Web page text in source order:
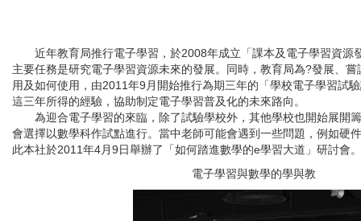
近年教育局推行電子學習，於2008年成立「課本及電子學習資源
主要任務是研究電子學習資源未來的發展。同時，教育局為?發展、
用及如何使用，由2011年9月開始推行為期三年的「學校電子學習試
這三年所得的經驗，協助制定電子學習普及化的未來路向。
為迎合電子學習的來臨，除了試驗學校外，其他學校也開始展開
會選擇以數學科作試點進行。當中老師可能會遇到一些問題，例如硬
此本社於2011年4月9日舉辦了「如何踏進數學的e學習大道」研討會。
電子學習與數學的學與教